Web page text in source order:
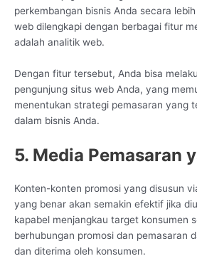
perkembangan bisnis Anda secara
web dilengkapi dengan berbagai fitur
adalah analitik web.
Dengan fitur tersebut, Anda bisa
pengunjung situs web Anda, yang
menentukan strategi pemasaran yang
dalam bisnis Anda.
5. Media Pemasaran
Konten-konten promosi yang disusun
yang benar akan semakin efektif jika
kapabel menjangkau target konsumen
berhubungan promosi dan pemasaran
dan diterima oleh konsumen.